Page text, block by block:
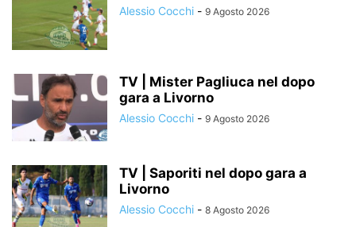
Alessio Cocchi - 9 Agosto 2026
TV | Mister Pagliuca nel dopo
gara a Livorno
Alessio Cocchi - 9 Agosto 2026
TV | Saporiti nel dopo gara a
Livorno
Alessio Cocchi - 8 Agosto 2026